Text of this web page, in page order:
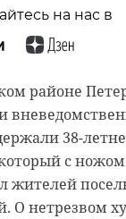
на нас в
районе
38-
с
жителей
О нетрезвом